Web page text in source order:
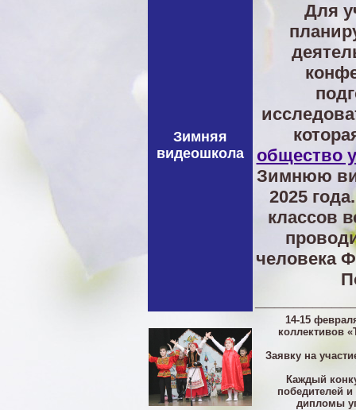
Зимняя
видеошкола
Для
общество
Зимнюю
2025
классов
человека
14-15
коллективов
Заявку на
Каждый
победителей
дипломы